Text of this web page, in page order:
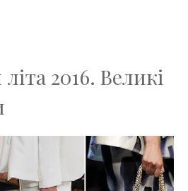
2016. Великі